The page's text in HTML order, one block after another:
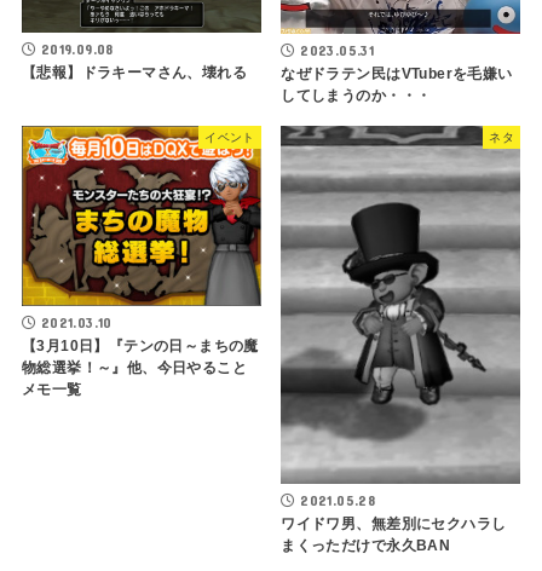
2019.09.08
【悲報】ドラキーマさん、壊れる
2023.05.31
なぜドラテン民はVTuberを毛嫌い
してしまうのか・・・
イベント
2021.03.10
【3月10日】『テンの日～まちの魔
物総選挙！～』他、今日やること
メモ一覧
ネタ
2021.05.28
ワイドワ男、無差別にセクハラし
まくっただけで永久BAN